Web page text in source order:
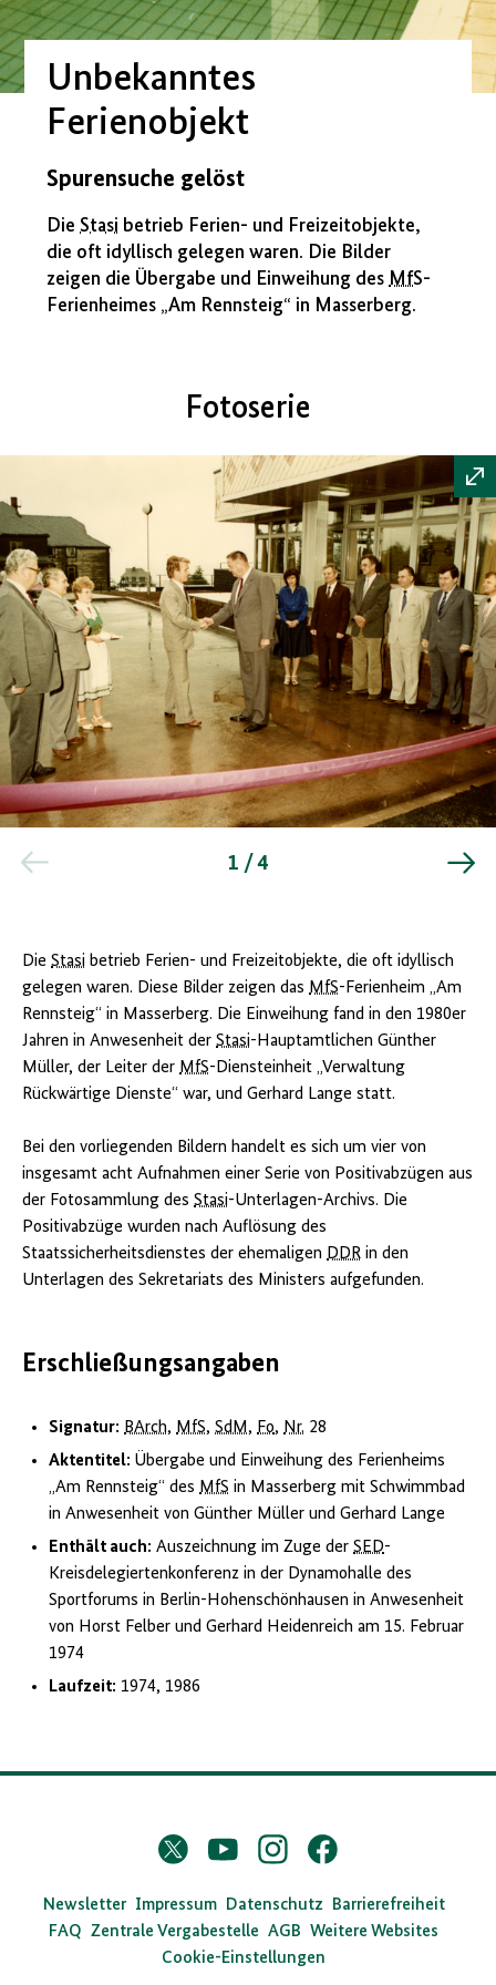
Unbekanntes
Ferienobjekt
Spurensuche gelöst
Die Stasi betrieb Ferien- und Freizeitobjekte,
die oft idyllisch gelegen waren. Die Bilder
zeigen die Übergabe und Einweihung des MfS-
Ferienheimes „Am Rennsteig“ in Masserberg.
Fotoserie
eines
Ferienobjektes
Staatssicherheit
Quelle:
BArch,
MfS,
SdM ,
1 / 4
Die Stasi betrieb Ferien- und Freizeitobjekte, die oft idyllisch
gelegen waren. Diese Bilder zeigen das MfS-Ferienheim „Am
Rennsteig“ in Masserberg. Die Einweihung fand in den 1980er
Jahren in Anwesenheit der Stasi-Hauptamtlichen Günther
Müller, der Leiter der MfS-Diensteinheit „Verwaltung
Rückwärtige Dienste“ war, und Gerhard Lange statt.
Bei den vorliegenden Bildern handelt es sich um vier von
insgesamt acht Aufnahmen einer Serie von Positivabzügen aus
der Fotosammlung des Stasi-Unterlagen-Archivs. Die
Positivabzüge wurden nach Auflösung des
Staatssicherheitsdienstes der ehemaligen DDR in den
Unterlagen des Sekretariats des Ministers aufgefunden.
Erschließungsangaben
Signatur: BArch, MfS, SdM , Fo, Nr. 28
Aktentitel: Übergabe und Einweihung des Ferienheims
„Am Rennsteig“ des MfS in Masserberg mit Schwimmbad
in Anwesenheit von Günther Müller und Gerhard Lange
Enthält auch: Auszeichnung im Zuge der SED-
Kreisdelegiertenkonferenz in der Dynamohalle des
Sportforums in Berlin-Hohenschönhausen in Anwesenheit
von Horst Felber und Gerhard Heidenreich am 15. Februar
1974
Laufzeit: 1974, 1986
D
s
B
Twitter
X
YouTubeInstagramFacebook
Newsletter Impressum Datenschutz
Barrierefreiheit
FAQ Zentrale Vergabestelle AGB Weitere Websites
Cookie-Einstellungen